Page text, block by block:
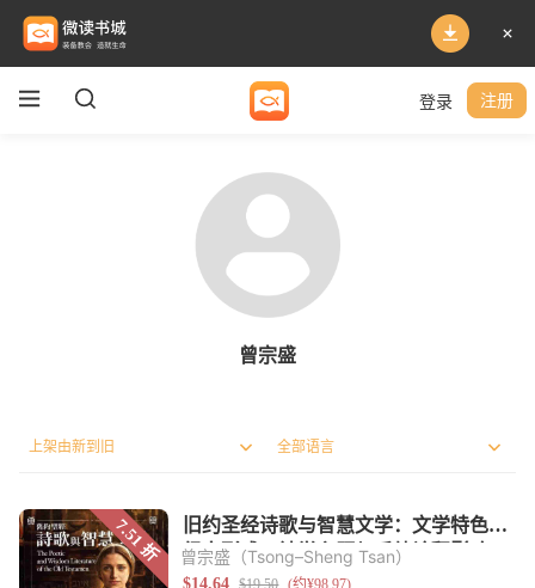
登录 注册
曾宗盛
曾宗盛（Tsong–Sheng Tsan）